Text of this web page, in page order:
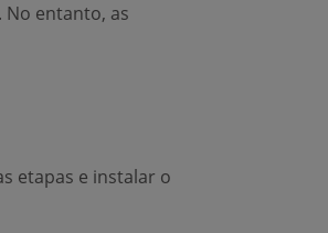
No entanto, as
etapas e instalar o